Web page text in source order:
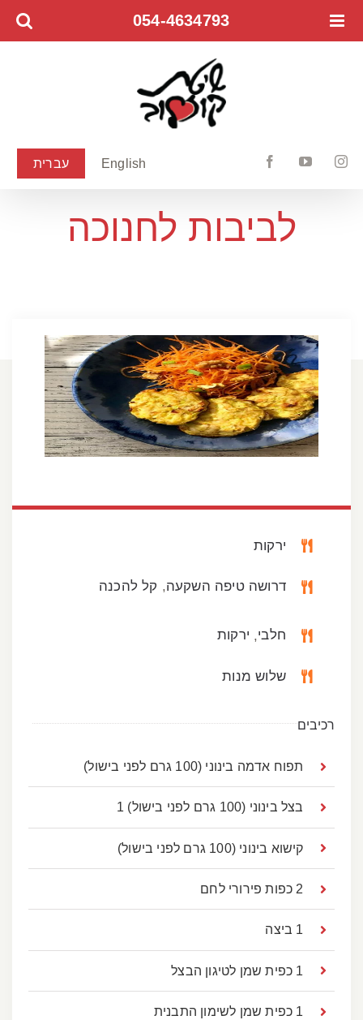
דלג
English עברית Instagram
YouTube
Facebook
054-4634793
לביבות לחנוכה
ירקות
דרושה טיפה השקעה, קל להכנה
חלבי, ירקות
שלוש מנות
רכיבים
תפוח אדמה בינוני (100 גרם לפני בישול)
בצל בינוני (100 גרם לפני בישול) 1
קישוא בינוני (100 גרם לפני בישול)
2 כפות פירורי לחם
1 ביצה
1 כפית שמן לטיגון הבצל
1 כפית שמן לשימון התבנית